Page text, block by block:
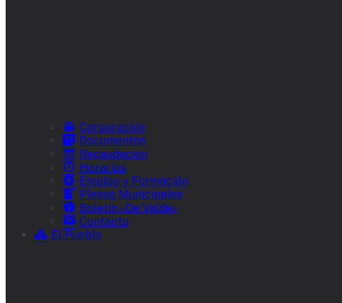
Corporación
Documentos
Recaudación
Horarios
Empleo y Formación
Plenos Municipales
Boletín «De Valde»
Contacta
El Pueblo